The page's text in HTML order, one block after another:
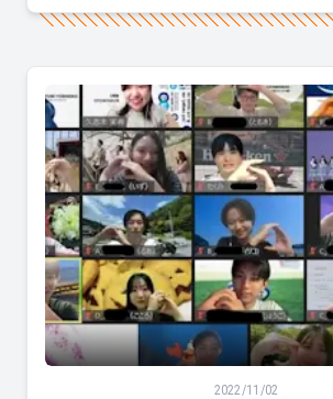
内定者プロジェクト始動！第一ミ
2022/11/02